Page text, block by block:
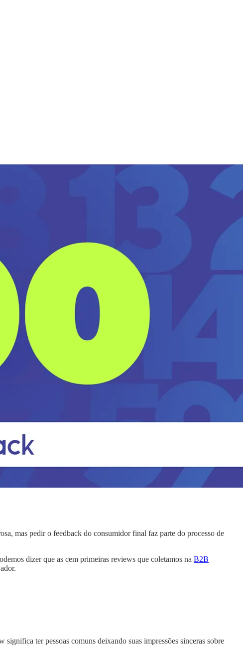
mas pedir o feedback do consumidor final faz parte do processo de
dizer que as cem primeiras reviews que coletamos na B2B
ter pessoas comuns deixando suas impressões sinceras sobre